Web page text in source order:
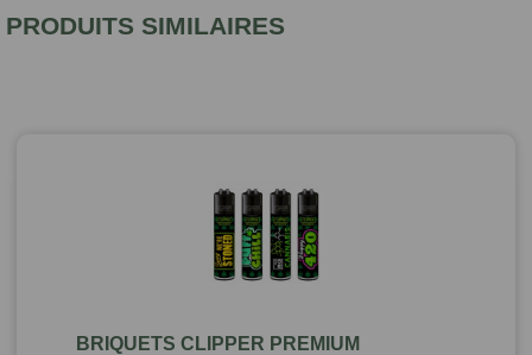
PRODUITS SIMILAIRES
BRIQUETS CLIPPER PREMIUM